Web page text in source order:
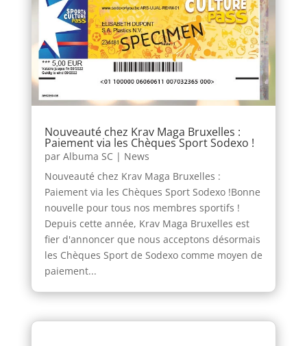
Nouveauté chez Krav Maga Bruxelles :
Paiement via les Chèques Sport Sodexo !
par Albuma SC | News
Nouveauté chez Krav Maga Bruxelles :
Paiement via les Chèques Sport Sodexo !Bonne
nouvelle pour tous nos membres sportifs !
Depuis cette année, Krav Maga Bruxelles est
fier d'annoncer que nous acceptons désormais
les Chèques Sport de Sodexo comme moyen de
paiement...